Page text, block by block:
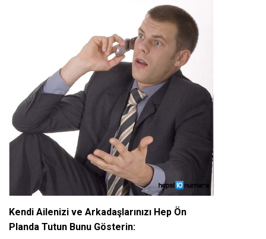
Kendi Ailenizi ve Arkadaşlarınızı Hep Ön
Planda Tutun Bunu Gösterin: